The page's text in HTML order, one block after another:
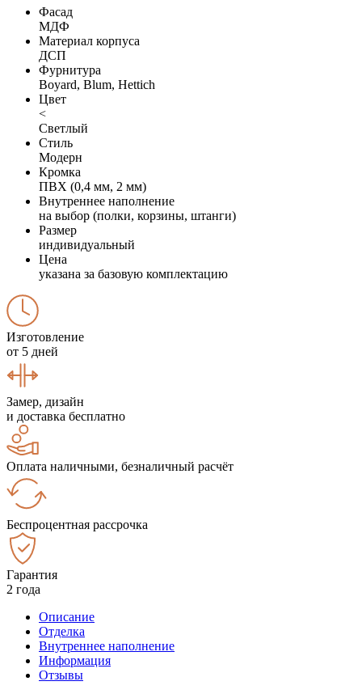
Фасад
МДФ
Материал корпуса
ДСП
Фурнитура
Boyard, Blum, Hettich
Цвет
<
Светлый
Стиль
Модерн
Кромка
ПВХ (0,4 мм, 2 мм)
Внутреннее наполнение
на выбор (полки, корзины, штанги)
Размер
индивидуальный
Цена
указана за базовую комплектацию
Изготовление
от 5 дней
Замер, дизайн
и доставка бесплатно
Оплата наличными, безналичный расчёт
Беспроцентная рассрочка
Гарантия
2 года
Описание
Отделка
Внутреннее наполнение
Информация
Отзывы